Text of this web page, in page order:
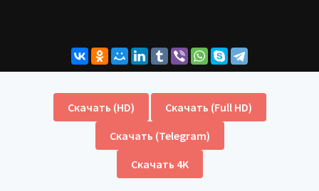
Скачать (HD)
Скачать (Full HD)
Скачать (Telegram)
Скачать 4K